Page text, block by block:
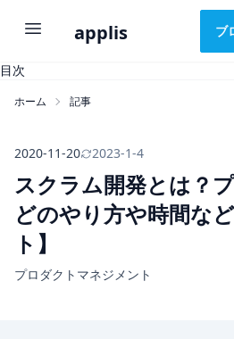
applis ブ
目次
なぜスクラム開発がよいのか
イベントを習慣化する
スクラム開発におけるタスク管理
まとめ
ホーム 記事
2020-11-20 2023-1-4
スクラム開発とは？
どのやり方や時間な
ト】
プロダクトマネジメント